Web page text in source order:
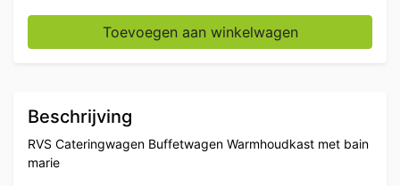
RVS Hupfer Cateringwagen Zelfrijdend Accu
Toevoegen aan winkelwagen
Beschrijving
RVS Cateringwagen Buffetwagen Warmhoudkast met bain
marie